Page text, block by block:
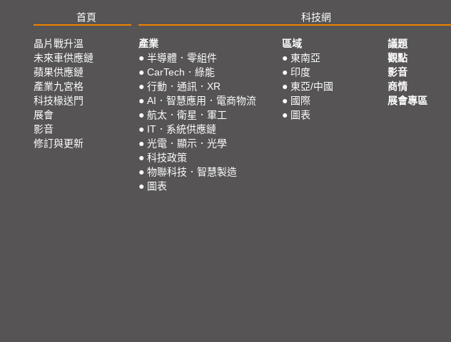
首頁 科技網
晶片戰升溫
未來車供應鏈
蘋果供應鏈
產業九宮格
科技椽送門
展會
影音
修訂與更新
產業
● 半導體．零組件
● CarTech．綠能
● 行動．通訊．XR
● AI．智慧應用．電商物流
● 航太．衛星．軍工
● IT．系統供應鏈
● 光電．顯示．光學
● 科技政策
● 物聯科技．智慧製造
● 圖表
區域
● 東南亞
● 印度
● 東亞/中國
● 國際
● 圖表
議題
觀點
影音
商情
展會專區